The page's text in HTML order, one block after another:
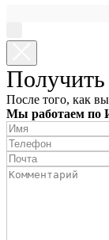
Получить
После того, как
Мы работаем по